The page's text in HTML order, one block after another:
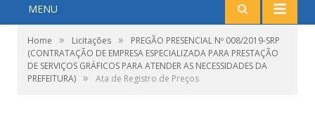
MENU
Home » Licitações »
PREGÃO PRESENCIAL Nº 008/2019-SRP
(CONTRATAÇÃO DE EMPRESA ESPECIALIZADA PARA PRESTAÇÃO
DE SERVIÇOS GRÁFICOS PARA ATENDER AS NECESSIDADES DA
PREFEITURA) » Ata de Registro de Preços